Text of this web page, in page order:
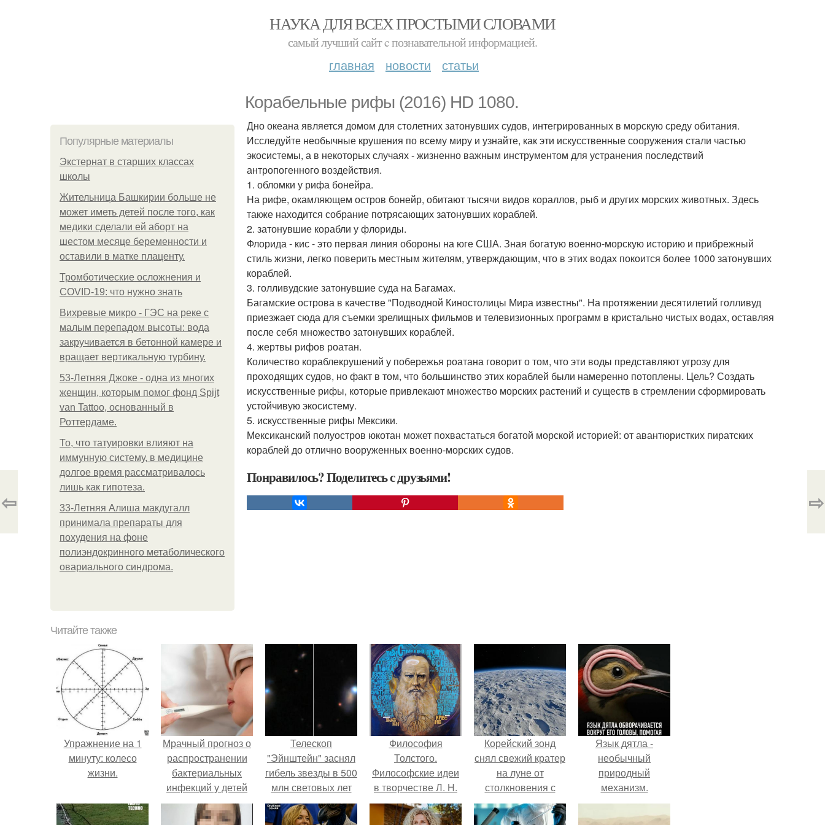
НАУКА ДЛЯ ВСЕХ ПРОСТЫМИ СЛОВАМИ
самый лучший сайт c познавательной информацией.
главная новости статьи
Корабельные рифы (2016) HD 1080.
Популярные материалы
Экстернат в старших классах
школы
Жительница Башкирии больше не
может иметь детей после того, как
медики сделали ей аборт на
шестом месяце беременности и
оставили в матке плаценту.
Тромботические осложнения и
COVID-19: что нужно знать
Вихревые микро - ГЭС на реке с
малым перепадом высоты: вода
закручивается в бетонной камере и
вращает вертикальную турбину.
53-Летняя Джоке - одна из многих
женщин, которым помог фонд Spijt
van Tattoo, основанный в
Роттердаме.
То, что татуировки влияют на
иммунную систему, в медицине
долгое время рассматривалось
лишь как гипотеза.
33-Летняя Алиша макдугалл
принимала препараты для
похудения на фоне
полиэндокринного метаболического
овариального синдрома.
Дно океана является домом для столетних затонувших судов, интегрированных в морскую среду обитания.
Исследуйте необычные крушения по всему миру и узнайте, как эти искусственные сооружения стали частью
экосистемы, а в некоторых случаях - жизненно важным инструментом для устранения последствий
антропогенного воздействия.
1. обломки у рифа бонейра.
На рифе, окамляющем остров бонейр, обитают тысячи видов кораллов, рыб и других морских животных. Здесь
также находится собрание потрясающих затонувших кораблей.
2. затонувшие корабли у флориды.
Флорида - кис - это первая линия обороны на юге США. Зная богатую военно-морскую историю и прибрежный
стиль жизни, легко поверить местным жителям, утверждающим, что в этих водах покоится более 1000 затонувших
кораблей.
3. голливудские затонувшие суда на Багамах.
Багамские острова в качестве "Подводной Киностолицы Мира известны". На протяжении десятилетий голливуд
приезжает сюда для съемки зрелищных фильмов и телевизионных программ в кристально чистых водах, оставляя
после себя множество затонувших кораблей.
4. жертвы рифов роатан.
Количество кораблекрушений у побережья роатана говорит о том, что эти воды представляют угрозу для
проходящих судов, но факт в том, что большинство этих кораблей были намеренно потоплены. Цель? Создать
искусственные рифы, которые привлекают множество морских растений и существ в стремлении сформировать
устойчивую экосистему.
5. искусственные рифы Мексики.
Мексиканский полуостров юкотан может похвастаться богатой морской историей: от авантюристких пиратских
кораблей до отлично вооруженных военно-морских судов.
Понравилось? Поделитесь с друзьями!
⇦ ⇨
Читайте также
Упражнение на 1
минуту: колесо
жизни.
Мрачный прогноз о
распространении
бактериальных
инфекций у детей
вышел.
Телескоп
"Эйнштейн" заснял
гибель звезды в 500
млн световых лет
от земли.
Философия
Толстого.
Философские идеи
в творчестве Л. Н.
Толстого.
Корейский зонд
снял свежий кратер
на луне от
столкновения с
обломком Falcon 9.
Язык дятла -
необычный
природный
механизм.